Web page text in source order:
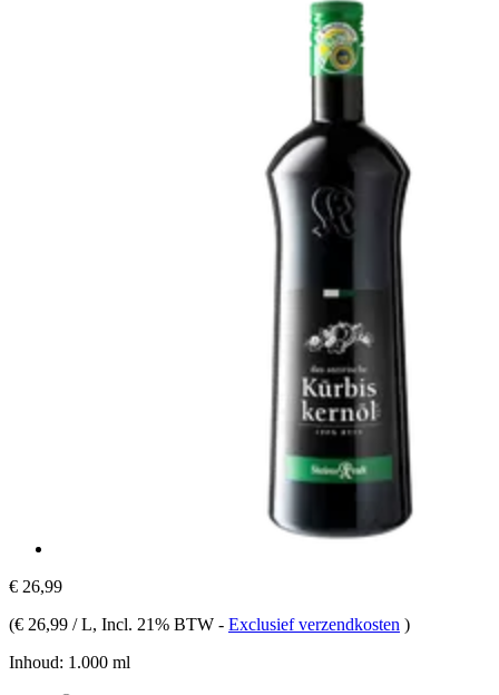
€ 26,99
(€ 26,99 / L, Incl. 21% BTW - Exclusief verzendkosten )
Inhoud: 1.000 ml